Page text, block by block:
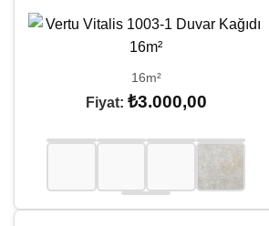
16m²
Fiyat: ₺3.000,00